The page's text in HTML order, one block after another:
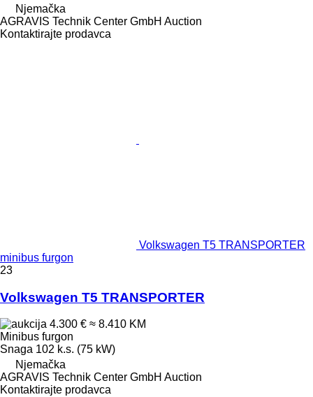
Njemačka
AGRAVIS Technik Center GmbH Auction
Kontaktirajte prodavca
Volkswagen T5 TRANSPORTER
minibus furgon
23
Volkswagen T5 TRANSPORTER
4.300 € ≈ 8.410 KM
Minibus furgon
Snaga 102 k.s. (75 kW)
Njemačka
AGRAVIS Technik Center GmbH Auction
Kontaktirajte prodavca